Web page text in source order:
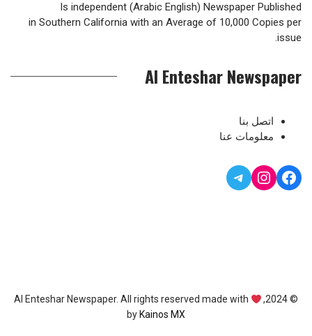
Is independent (Arabic English) Newspaper Published
in Southern California with an Average of 10,000 Copies per
issue.
Al Enteshar Newspaper
اتصل بنا
معلومات عنا
Facebook
Instagram
Telegram
© 2024, Al Enteshar Newspaper. All rights reserved made with
by Kainos MX